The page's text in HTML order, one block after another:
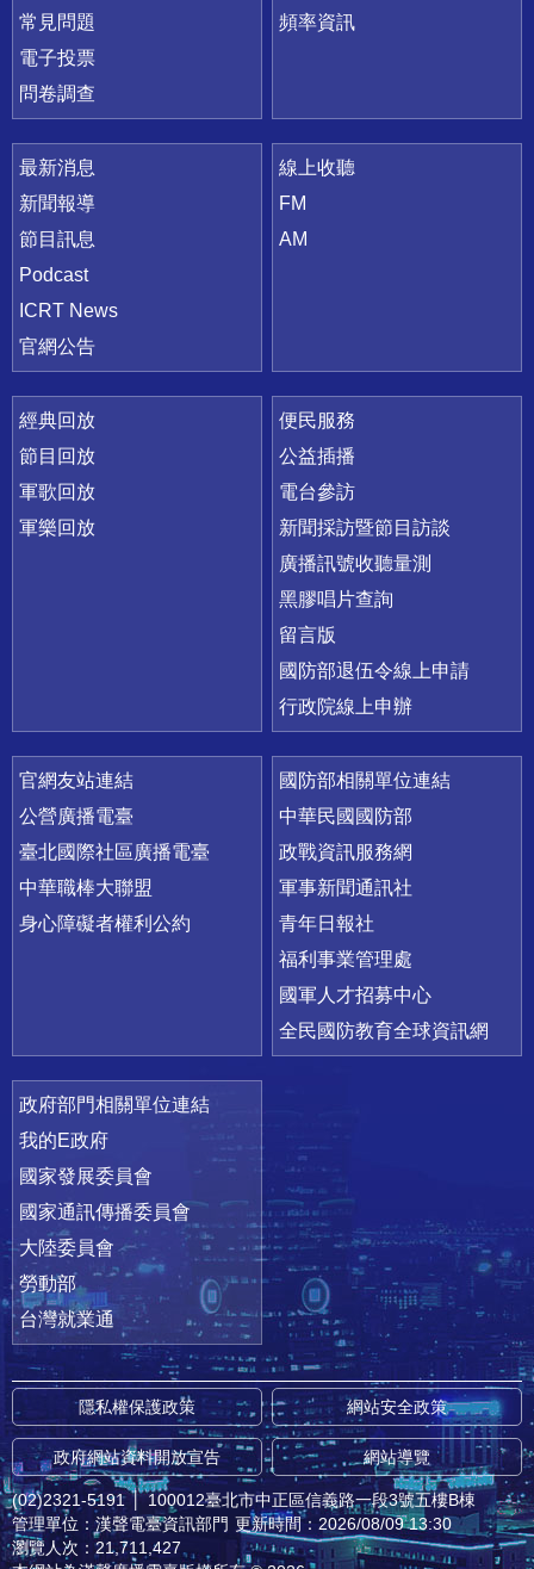
常見問題
電子投票
問卷調查
頻率資訊
最新消息
新聞報導
節目訊息
Podcast
ICRT News
官網公告
線上收聽
FM
AM
經典回放
節目回放
軍歌回放
軍樂回放
便民服務
公益插播
電台參訪
新聞採訪暨節目訪談
廣播訊號收聽量測
黑膠唱片查詢
留言版
國防部退伍令線上申請
行政院線上申辦
官網友站連結
公營廣播電臺
臺北國際社區廣播電臺
中華職棒大聯盟
身心障礙者權利公約
國防部相關單位連結
中華民國國防部
政戰資訊服務網
軍事新聞通訊社
青年日報社
福利事業管理處
國軍人才招募中心
全民國防教育全球資訊網
政府部門相關單位連結
我的E政府
國家發展委員會
國家通訊傳播委員會
大陸委員會
勞動部
台灣就業通
隱私權保護政策 網站安全政策
政府網站資料開放宣告 網站導覽
(02)2321-5191 │ 100012臺北市中正區信義路一段3號五樓B棟
管理單位：漢聲電臺資訊部門 更新時間：2026/08/09 13:30
瀏覽人次：21,711,427